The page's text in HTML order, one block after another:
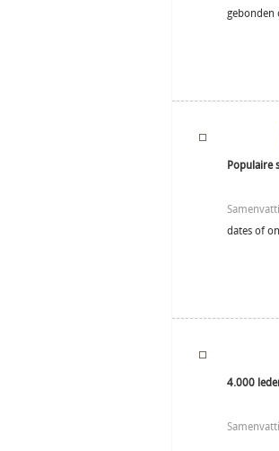
gebonden
Populaire
dates of
4.000